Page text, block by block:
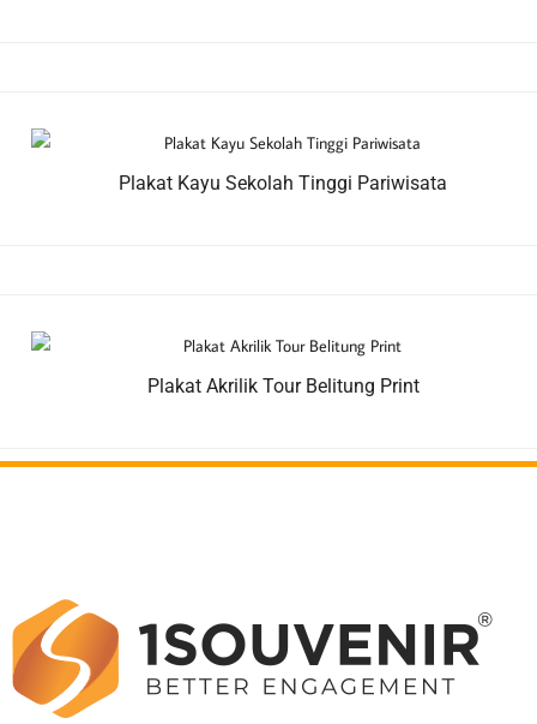
Plakat Kayu Sekolah Tinggi Pariwisata
Plakat Akrilik Tour Belitung Print